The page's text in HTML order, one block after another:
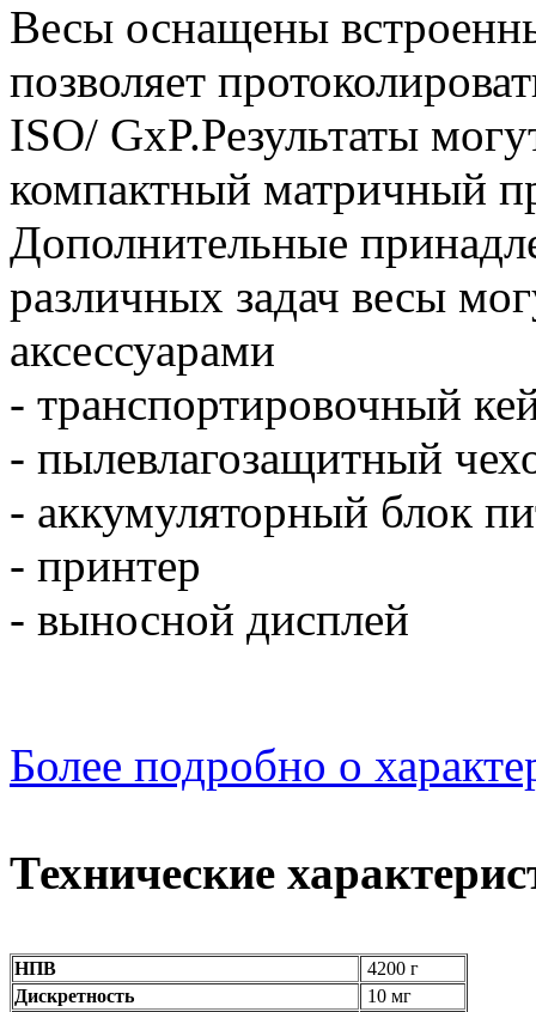
Весы оснащены
позволяет
ISO/ GxP.Результаты
компактный матричный
Дополнительные
различных задач весы
аксессуарами
- транспортировочный
- пылевлагозащитный
- аккумуляторный блок
- принтер
- выносной дисплей
Более подробно о
Технические
НПВ
4200 г
Дискретность
10 мг